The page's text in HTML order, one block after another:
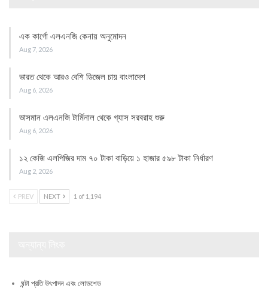
এক কার্গো এলএনজি কেনায় অনুমোদন
Aug 7, 2026
ভারত থেকে আরও বেশি ডিজেল চায় বাংলাদেশ
Aug 6, 2026
ভাসমান এলএনজি টার্মিনাল থেকে গ্যাস সরবরাহ শুরু
Aug 6, 2026
১২ কেজি এলপিজির দাম ৭০ টাকা বাড়িয়ে ১ হাজার ৫৯৮ টাকা নির্ধারণ
Aug 2, 2026
PREV NEXT 1 of 1,194
ঘন্টা প্রতি উৎপাদন এবং লোডশেড